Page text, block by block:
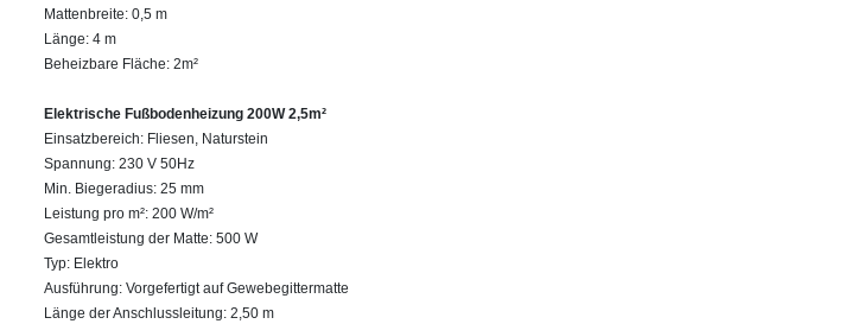
Mattenbreite: 0,5 m
Länge: 4 m
Beheizbare Fläche: 2m²
Elektrische Fußbodenheizung 200W 2,5m²
Einsatzbereich: Fliesen, Naturstein
Spannung: 230 V 50Hz
Min. Biegeradius: 25 mm
Leistung pro m²: 200 W/m²
Gesamtleistung der Matte: 500 W
Typ: Elektro
Ausführung: Vorgefertigt auf Gewebegittermatte
Länge der Anschlussleitung: 2,50 m